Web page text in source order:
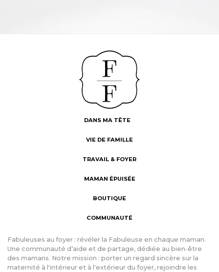
DANS MA TÊTE
VIE DE FAMILLE
TRAVAIL & FOYER
MAMAN ÉPUISÉE
BOUTIQUE
COMMUNAUTÉ
Fabuleuses au foyer : révéler la Fabuleuse en chaque maman.
Une communauté d’aide et de partage, dédiée au bien-être
des mamans. Notre mission : porter un regard sincère sur la
maternité à l'intérieur et à l'extérieur du foyer, rejoindre les